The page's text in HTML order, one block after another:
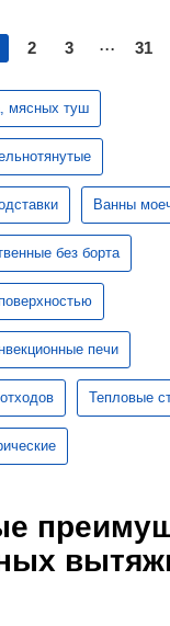
2 3 ... 31
мясных туш
Ванны
без борта
печи
Тепловые